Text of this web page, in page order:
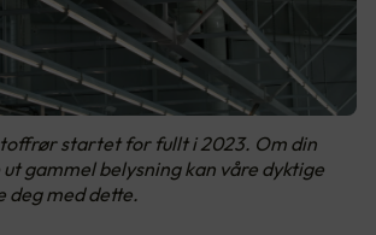
startet for fullt i 2023. Om din
gammel belysning kan våre dyktige
deg med dette.